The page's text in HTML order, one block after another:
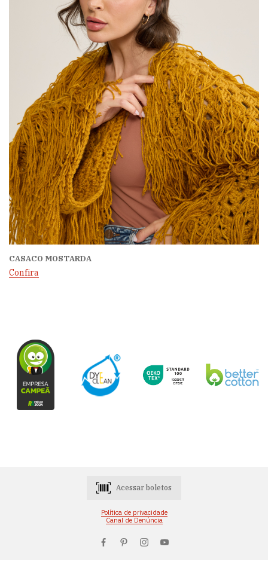
CASACO MOSTARDA
Confira
Acessar boletos
Política de privacidade
Canal de Denúncia